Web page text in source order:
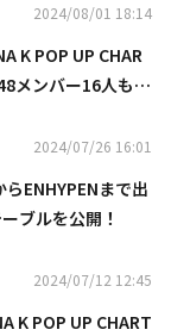
2024/08/01 18:14
K POP UP CHAR
メンバー16人も発
2024/07/26 16:01
ENHYPENまで出
ブルを公開！
2024/07/12 12:45
K POP UP CHART